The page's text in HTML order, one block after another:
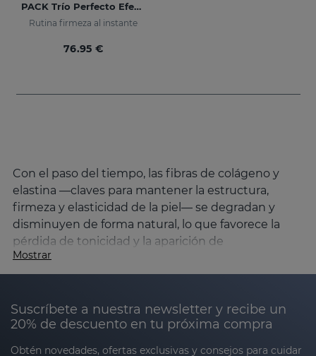
PACK Trío Perfecto Efecto Lifting
Rutina firmeza al instante
76.95 €
Con el paso del tiempo, las fibras de colágeno y
elastina —claves para mantener la estructura,
firmeza y elasticidad de la piel— se degradan y
disminuyen de forma natural, lo que favorece la
pérdida de tonicidad y la aparición de
descolgamiento cutáneo, para combatirlo
Sesderma ha creado la línea DAESES.
Causas de la pérdida de firmeza en la piel y
cómo mejorarla
Mostrar
Suscríbete a nuestra newsletter y recibe un
20% de descuento en tu próxima compra
Obtén novedades, ofertas exclusivas y consejos para cuidar